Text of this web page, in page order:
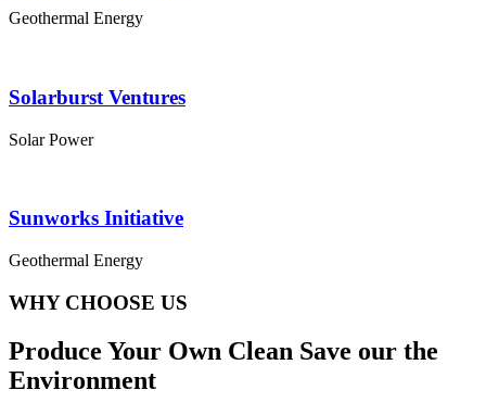
Geothermal Energy
Solarburst Ventures
Solar Power
Sunworks Initiative
Geothermal Energy
WHY CHOOSE US
Produce Your Own Clean Save our the
Environment